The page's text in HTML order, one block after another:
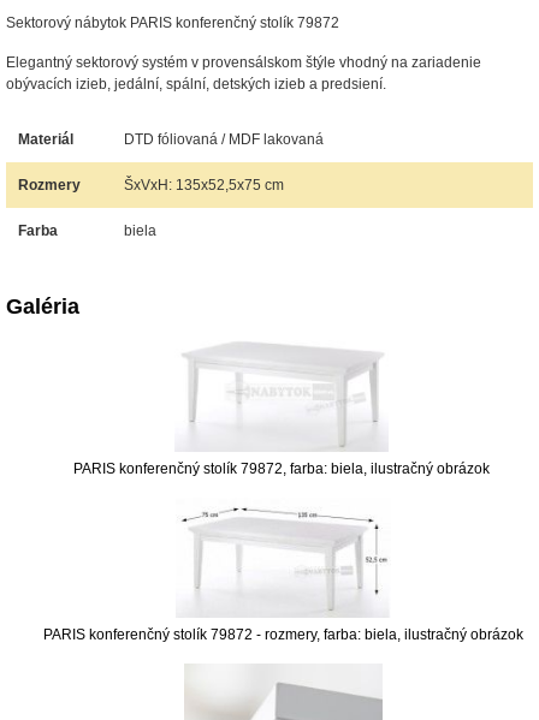
Sektorový nábytok PARIS konferenčný stolík 79872
Elegantný sektorový systém v provensálskom štýle vhodný na zariadenie
obývacích izieb, jedální, spální, detských izieb a predsiení.
Materiál DTD fóliovaná / MDF lakovaná
Rozmery ŠxVxH: 135x52,5x75 cm
Farba biela
Galéria
PARIS konferenčný stolík 79872, farba: biela, ilustračný obrázok
PARIS konferenčný stolík 79872 - rozmery, farba: biela, ilustračný obrázok